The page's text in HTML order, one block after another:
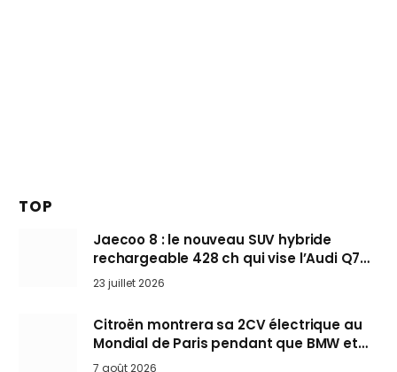
TOP
Jaecoo 8 : le nouveau SUV hybride
rechargeable 428 ch qui vise l’Audi Q7
arrive en Europe cet automne
23 juillet 2026
Citroën montrera sa 2CV électrique au
Mondial de Paris pendant que BMW et
Mini désertent le salon
7 août 2026